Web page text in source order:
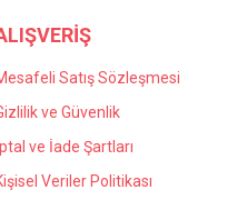
Satış Sözleşmesi
ve Güvenlik
ve İade Şartları
Veriler Politikası